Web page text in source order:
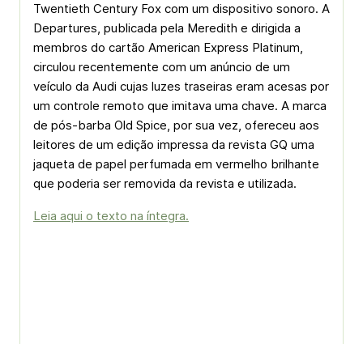
Twentieth Century Fox com um dispositivo sonoro. A
Departures, publicada pela Meredith e dirigida a
membros do cartão American Express Platinum,
circulou recentemente com um anúncio de um
veículo da Audi cujas luzes traseiras eram acesas por
um controle remoto que imitava uma chave. A marca
de pós-barba Old Spice, por sua vez, ofereceu aos
leitores de um edição impressa da revista GQ uma
jaqueta de papel perfumada em vermelho brilhante
que poderia ser removida da revista e utilizada.
Leia aqui o texto na íntegra.